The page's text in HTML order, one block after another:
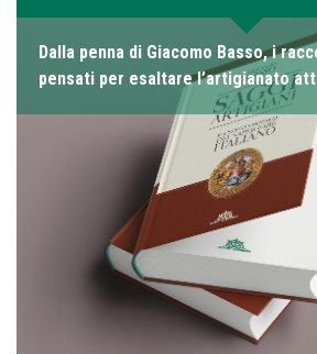
Dalla penna di Giacomo Basso, i
pensati per esaltare l’artigianato